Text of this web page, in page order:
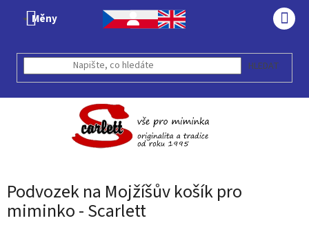
Měny
HLEDAT
Podvozek na Mojžíšův košík pro
miminko - Scarlett